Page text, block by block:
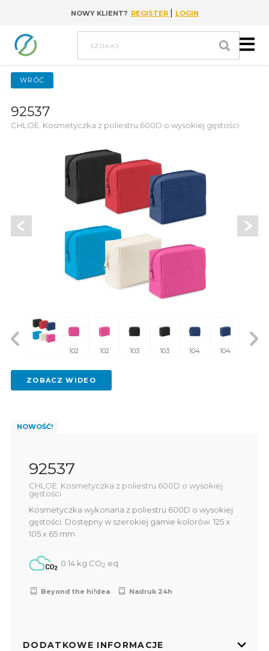
Go to contentNOWY KLIENT? REGISTER | LOGIN
szukaj
WRÓĆ
92537
CHLOE. Kosmetyczka z poliestru 600D o wysokiej gęstości
102 102 103 103 104 104
ZOBACZ WIDEO
NOWOŚĆ!
92537
CHLOE. Kosmetyczka z poliestru 600D o wysokiej
gęstości
Kosmetyczka wykonana z poliestru 600D o wysokiej
gęstości. Dostępny w szerokiej gamie kolorów. 125 x
105 x 65 mm
0.14 kg CO2 eq
Beyond the hi!dea Nadruk 24h
DODATKOWE INFORMACJE